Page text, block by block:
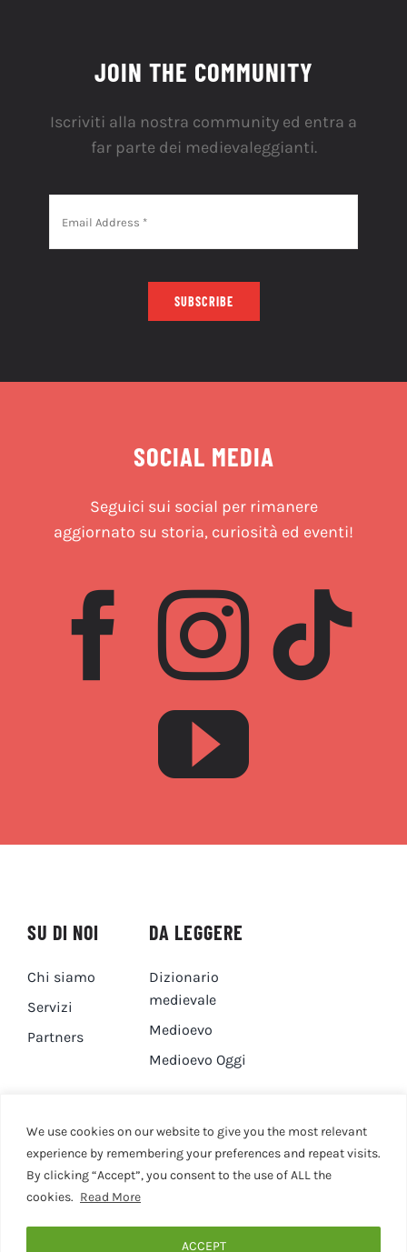
We use cookies on our website to give you the most relevant
experience by remembering your preferences and repeat visits.
By clicking “Accept”, you consent to the use of ALL the
cookies. Read More
ACCEPT
JOIN THE COMMUNITY
Iscriviti alla nostra community ed entra a
far parte dei medievaleggianti.
SUBSCRIBE
SOCIAL MEDIA
Seguici sui social per rimanere
aggiornato su storia, curiosità ed eventi!
SU DI NOI
Chi siamo
Servizi
Partners
DA LEGGERE
Dizionario
medievale
Medioevo
Medioevo Oggi
DA GUARDARE
Canale YouTube
CONTATTI
Contatti